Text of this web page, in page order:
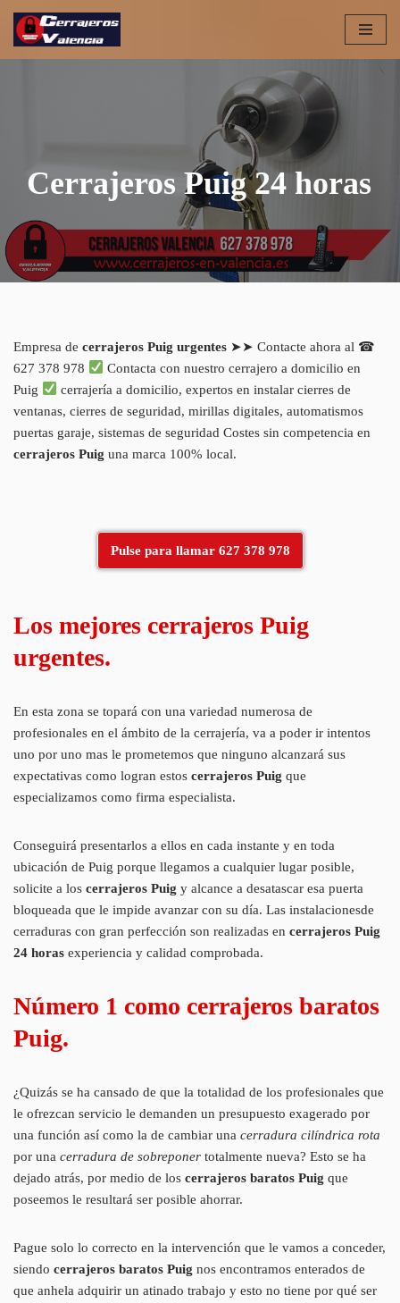
Saltar
Cerrajeros Puig 24 horas
Empresa de cerrajeros Puig urgentes ➤➤ Contacte ahora al ☎
627 378 978
Contacta con nuestro cerrajero a domicilio en
Puig
cerrajería a domicilio, expertos en instalar cierres de
ventanas, cierres de seguridad, mirillas digitales, automatismos
puertas garaje, sistemas de seguridad Costes sin competencia en
cerrajeros Puig una marca 100% local.
Pulse para llamar 627 378 978
Los mejores cerrajeros Puig
urgentes.
En esta zona se topará con una variedad numerosa de
profesionales en el ámbito de la cerrajería, va a poder ir intentos
uno por uno mas le prometemos que ninguno alcanzará sus
expectativas como logran estos cerrajeros Puig que
especializamos como firma especialista.
Conseguirá presentarlos a ellos en cada instante y en toda
ubicación de Puig porque llegamos a cualquier lugar posible,
solicite a los cerrajeros Puig y alcance a desatascar esa puerta
bloqueada que le impide avanzar con su día. Las instalacionesde
cerraduras con gran perfección son realizadas en cerrajeros Puig
24 horas experiencia y calidad comprobada.
Número 1 como cerrajeros baratos
Puig.
¿Quizás se ha cansado de que la totalidad de los profesionales que
le ofrezcan servicio le demanden un presupuesto exagerado por
una función así como la de cambiar una cerradura cilíndrica rota
por una cerradura de sobreponer totalmente nueva? Esto se ha
dejado atrás, por medio de los cerrajeros baratos Puig que
poseemos le resultará ser posible ahorrar.
Pague solo lo correcto en la intervención que le vamos a conceder,
siendo cerrajeros baratos Puig nos encontramos enterados de
que anhela adquirir un atinado trabajo y esto no tiene por qué ser